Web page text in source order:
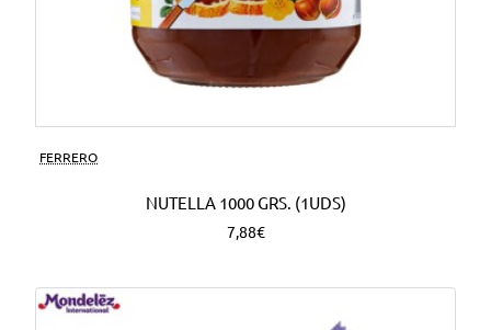
FERRERO
NUTELLA 1000 GRS. (1UDS)
7,88€